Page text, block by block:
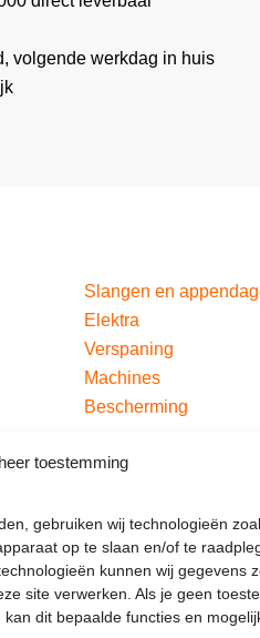
toestemming
gebruiken wij technologieën
op te slaan en/of te
kunnen wij gegevens
site verwerken. Als je geen
dit bepaalde functies en
volgende werkdag in huis
Slangen en
Elektra
Verspaning
Machines
Bescherming